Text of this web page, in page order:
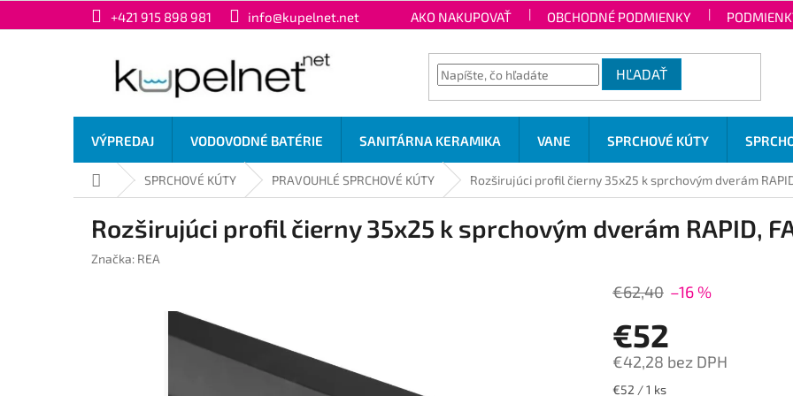
+421 915 898 981 info@kupelnet.net AKO NAKUPOVAŤ OBCHODNÉ PODMIENKY
HĽADAŤ
VÝPREDAJ VODOVODNÉ BATÉRIE SANITÁRNA KERAMIKA VANE SPRCHOVÉ KÚTY
DomovSPRCHOVÉ KÚTY PRAVOUHLÉ SPRCHOVÉ KÚTY Rozširujúci profil čierny 35x25 k sprchovým dverám RAPID,
Rozširujúci profil čierny 35x25 k sprchovým dverám RAPID,
Značka: REA
€62,40 –16 %
€52
€42,28 bez DPH
Jednotková
€52 / 1 ks